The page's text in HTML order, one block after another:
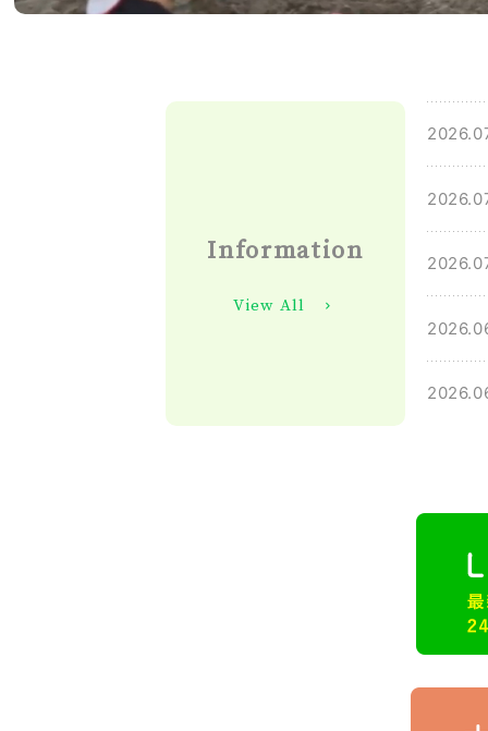
Information
View All